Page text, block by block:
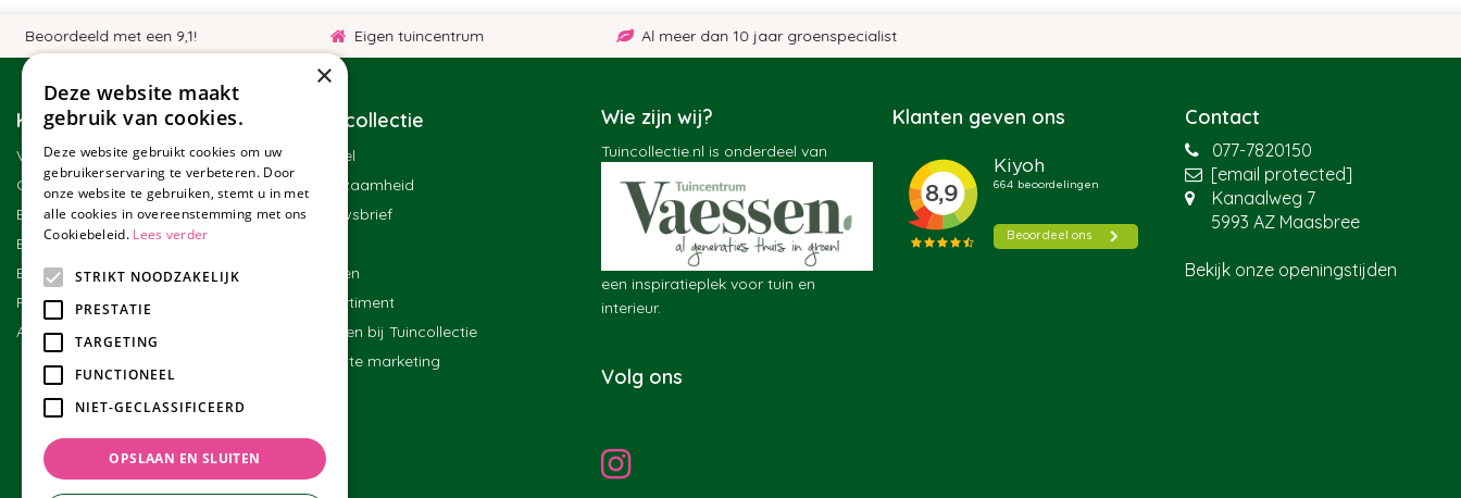
Beoordeeld met een 9,1! Eigen tuincentrum Al meer dan 10 jaar groenspecialist
Klantenservice
Veelgestelde vragen
Contact
Bestellen
Bezorgen en afhalen
Betalen
Ruilen en retourneren
Algemene voorwaarden
Tuincollectie
Winkel
Duurzaamheid
Nieuwsbrief
Merken
Assortiment
Werken bij Tuincollectie
Affiliate marketing
Wie zijn wij?
Tuincollectie.nl is onderdeel van
een inspiratieplek voor tuin en
interieur.
Volg ons
Klanten geven ons Contact
077-7820150
[email protected]
Kanaalweg 7
5993 AZ Maasbree
Bekijk onze openingstijden
×
Deze website maakt
gebruik van cookies.
Deze website gebruikt cookies om uw
gebruikerservaring te verbeteren. Door
onze website te gebruiken, stemt u in met
alle cookies in overeenstemming met ons
Cookiebeleid. Lees verder
STRIKT NOODZAKELIJK
PRESTATIE
TARGETING
FUNCTIONEEL
NIET-GECLASSIFICEERD
OPSLAAN EN SLUITEN